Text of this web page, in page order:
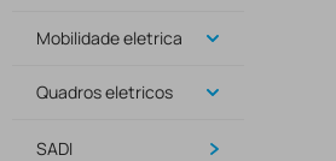
Mobilidade eletrica
Quadros eletricos
SADI